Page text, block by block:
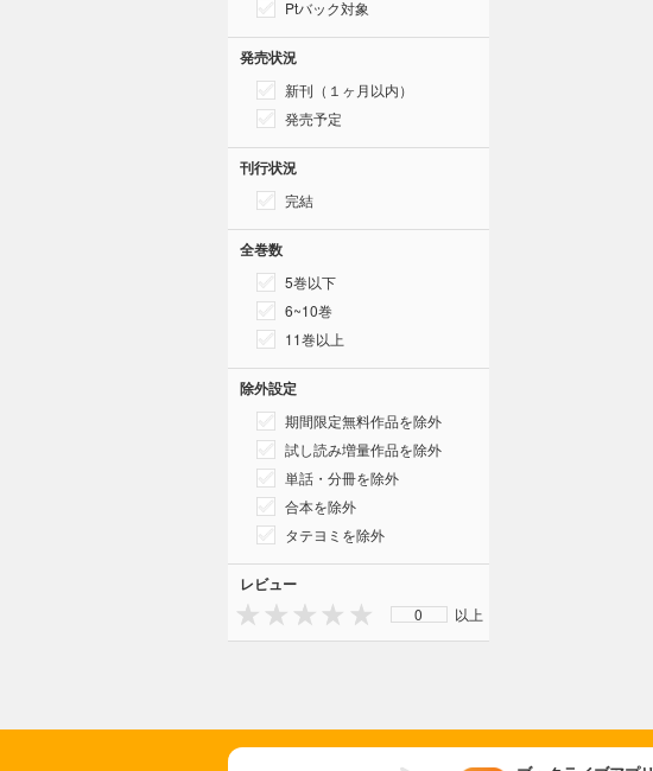
Ptバック対象
発売状況
新刊（１ヶ月以内）
発売予定
刊行状況
完結
全巻数
5巻以下
6~10巻
11巻以上
除外設定
期間限定無料作品を除外
試し読み増量作品を除外
単話・分冊を除外
合本を除外
タテヨミを除外
レビュー
0 以上